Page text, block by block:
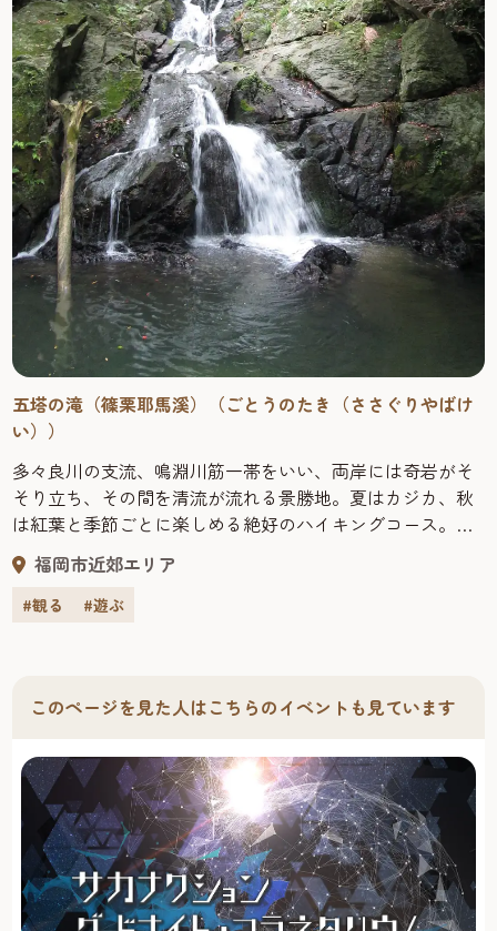
五塔の滝（篠栗耶馬溪）（ごとうのたき（ささぐりやばけ
い））
多々良川の支流、鳴淵川筋一帯をいい、両岸には奇岩がそ
そり立ち、その間を清流が流れる景勝地。夏はカジカ、秋
は紅葉と季節ごとに楽しめる絶好のハイキングコース。中
でも五塔の滝は見所のひとつ。
福岡市近郊エリア
#観る #遊ぶ
このページを見た人はこちらのイベントも見ています